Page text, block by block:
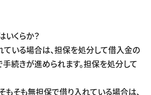
いくらか？
ている場合は、担保を処分して借入金の
続きが進められます。担保を処分して
もそも無担保で借り入れている場合は、